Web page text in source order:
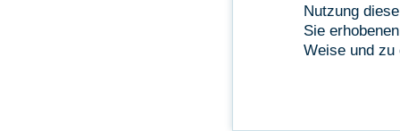
Nutzung
Sie
Weise und zu